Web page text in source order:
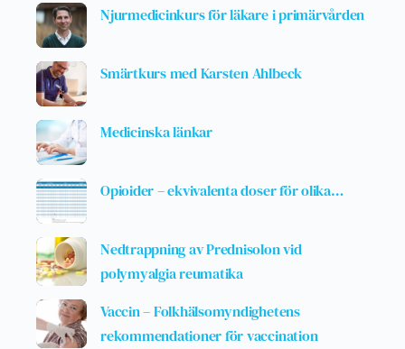
Njurmedicinkurs för läkare i primärvården
Smärtkurs med Karsten Ahlbeck
Medicinska länkar
Opioider – ekvivalenta doser för olika…
Nedtrappning av Prednisolon vid
polymyalgia reumatika
Vaccin – Folkhälsomyndighetens
rekommendationer för vaccination